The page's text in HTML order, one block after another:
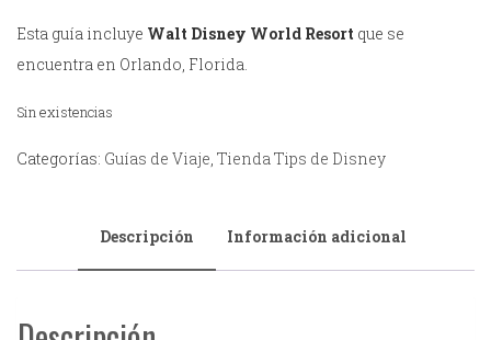
Esta guía incluye Walt Disney World Resort que se
encuentra en Orlando, Florida.
Sin existencias
Categorías: Guías de Viaje Tienda Tips de Disney
Descripción Información adicional